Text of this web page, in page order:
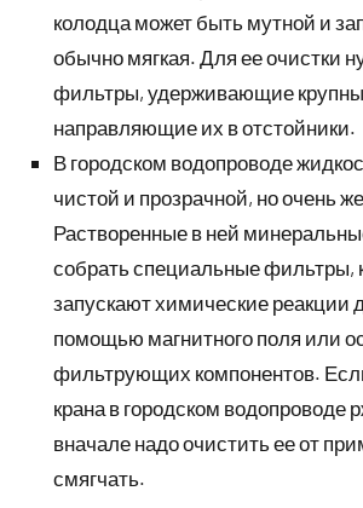
колодца может быть мутной и
обычно мягкая. Для ее очистки
фильтры, удерживающие
направляющие их в отстойники.
В городском водопроводе
чистой и прозрачной, но очень
Растворенные в ней
собрать специальные фильтры,
запускают химические реакции
помощью магнитного поля или
фильтрующих компонентов.
крана в городском водопроводе
вначале надо очистить ее от
смягчать.